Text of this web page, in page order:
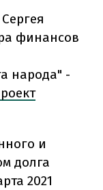
финансов
народа" -
и
долга
2021